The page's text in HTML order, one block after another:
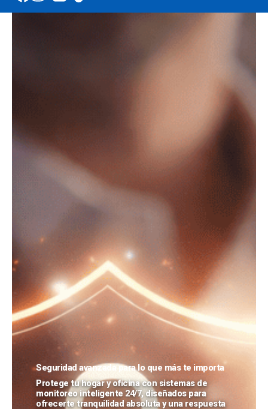
Seguridad avanzada para lo que más te importa
Protege tu hogar y oficina con sistemas de
monitoreo inteligente 24/7, diseñados para
ofrecerte tranquilidad absoluta y una respuesta